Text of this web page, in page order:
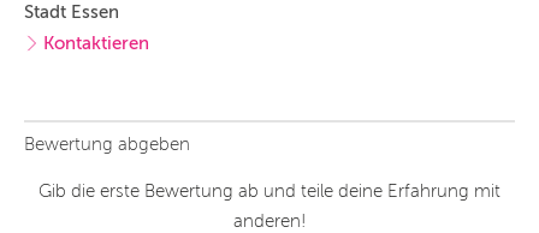
Stadt Essen
Kontaktieren
Bewertung abgeben
Gib die erste Bewertung ab und teile deine Erfahrung mit
anderen!